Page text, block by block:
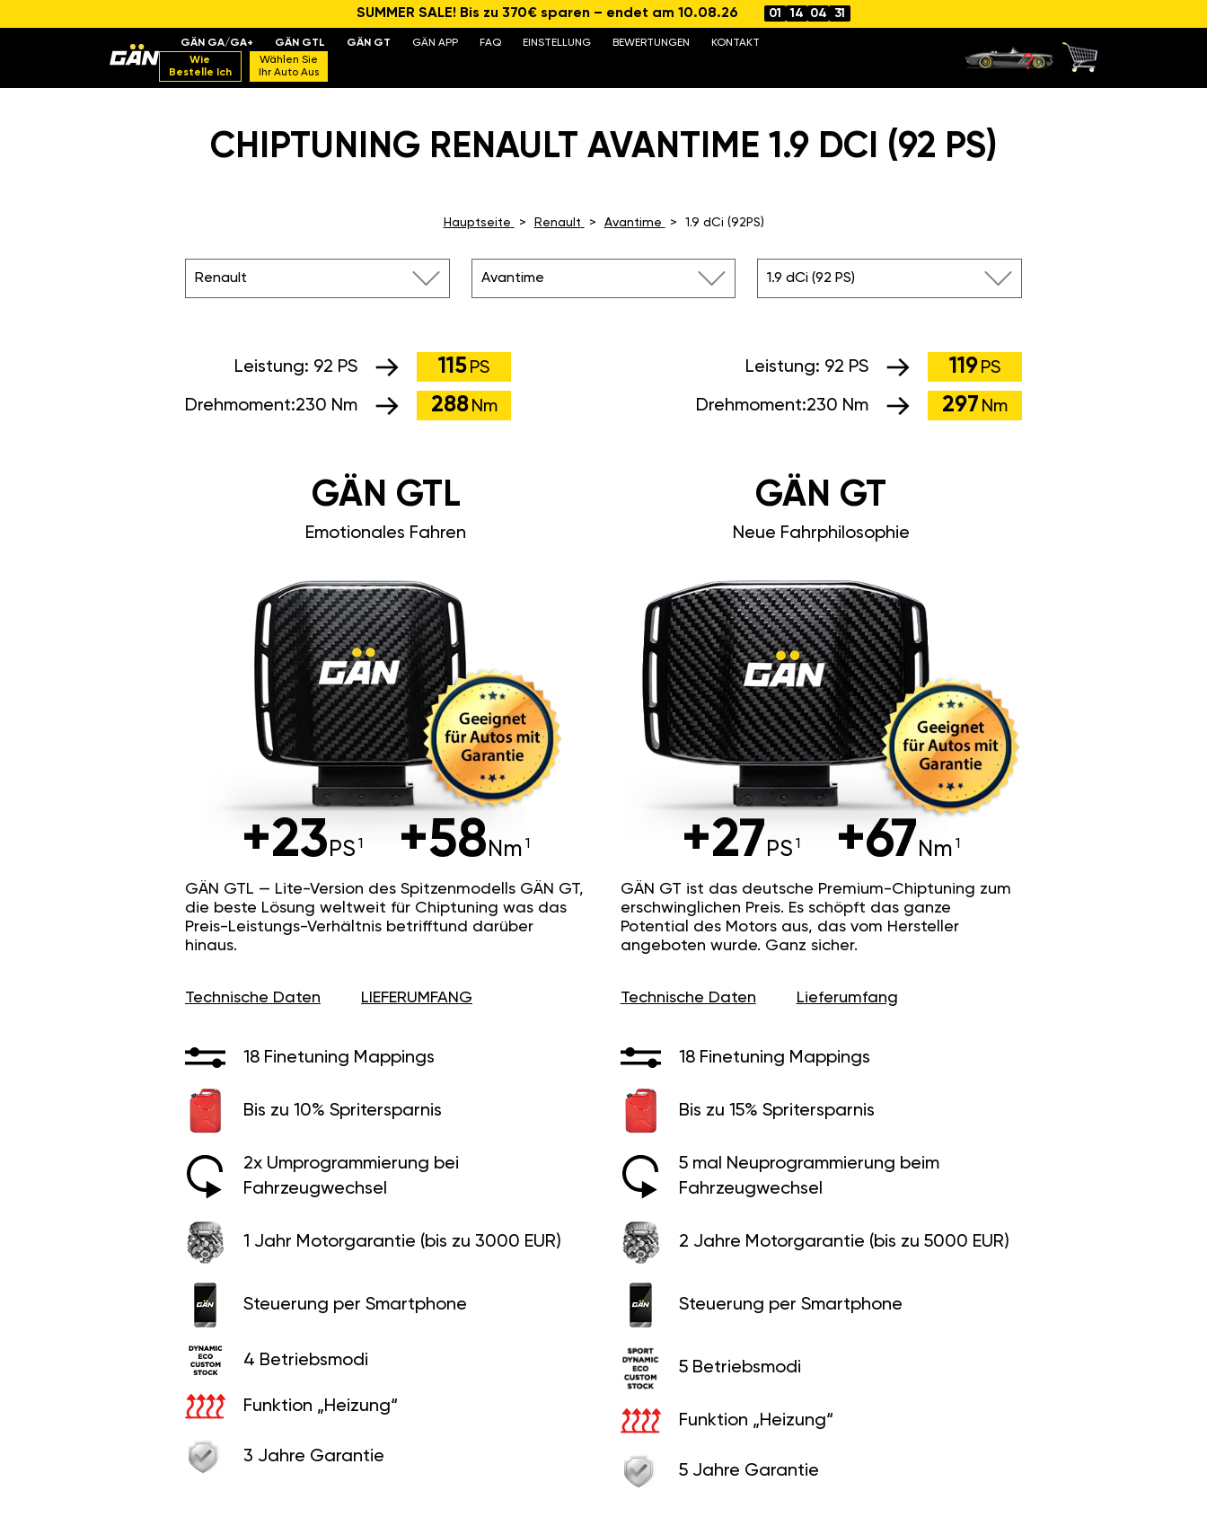
SUMMER SALE! Bis zu 370€ sparen – endet am 10.08.26 01 14 04 31
GÄN GA/GA+ GÄN GTL GÄN GT GÄN APP FAQ EINSTELLUNG BEWERTUNGEN
KONTAKT
Wie
Bestelle Ich
Wählen Sie
Ihr Auto Aus
CHIPTUNING RENAULT AVANTIME 1.9 DCI (92 PS)
Hauptseite Renault Avantime 1.9 dCi (92PS)
Renault Avantime 1.9 dCi (92 PS)
Leistung: 92 PS 119 PS
Drehmoment:230 Nm 297 Nm
Leistung: 92 PS 115 PS
Drehmoment:230 Nm 288 Nm
GÄN GT
Neue Fahrphilosophie
+27 PS +67 Nm
GÄN GT ist das deutsche Premium-Chiptuning zum
erschwinglichen Preis. Es schöpft das ganze
Potential des Motors aus, das vom Hersteller
angeboten wurde. Ganz sicher.
Technische Daten Lieferumfang
18 Finetuning Mappings
Bis zu 15% Spritersparnis
5 mal Neuprogrammierung beim
Fahrzeugwechsel
2 Jahre Motorgarantie (bis zu 5000 EUR)
Steuerung per Smartphone
5 Betriebsmodi
Funktion „Heizung“
5 Jahre Garantie
GÄN GTL
Emotionales Fahren
+23 PS +58 Nm
GÄN GTL — Lite-Version des Spitzenmodells GÄN GT,
die beste Lösung weltweit für Chiptuning was das
Preis-Leistungs-Verhältnis betrifftund darüber
hinaus.
Technische Daten LIEFERUMFANG
18 Finetuning Mappings
Bis zu 10% Spritersparnis
2x Umprogrammierung bei
Fahrzeugwechsel
1 Jahr Motorgarantie (bis zu 3000 EUR)
Steuerung per Smartphone
4 Betriebsmodi
Funktion „Heizung“
3 Jahre Garantie